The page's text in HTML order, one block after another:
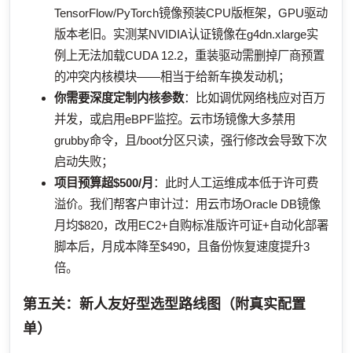
TensorFlow/PyTorch镜像预装CPU版框架，GPU驱动
版本老旧。实测某NVIDIA认证镜像在g4dn.xlarge实
例上无法加载CUDA 12.2，重装驱动需删掉厂商预置
的冲突内核模块——相当于给新车换发动机；
你需要深度定制内核参数：比如调优网络栈应对百万
并发，或启用eBPF监控。云市场镜像大多禁用
grubby命令，且/boot分区只读，强行修改会导致下次
启动失败；
项目预算超$500/月 ：此时人工运维成本低于许可费
溢价。我们帮客户审计过：用云市场Oracle DB镜像
月均$820，改用EC2+自购标准版许可证+自动化部署
脚本后，月成本降至$490，且备份恢复速度提升3
倍。
第五关：新人友好型选型路线图（附真实配置
单）